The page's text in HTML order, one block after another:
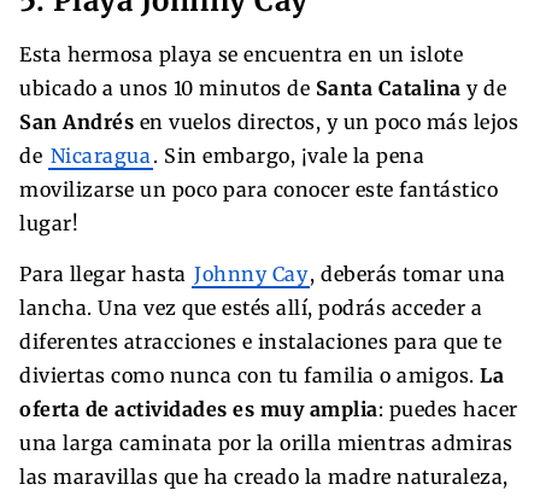
Esta hermosa playa se encuentra en un islote
ubicado a unos 10 minutos de Santa Catalina y de
San Andrés en vuelos directos, y un poco más lejos
de Nicaragua . Sin embargo, ¡vale la pena
movilizarse un poco para conocer este fantástico
lugar!
Para llegar hasta Johnny Cay, deberás tomar una
lancha. Una vez que estés allí, podrás acceder a
diferentes atracciones e instalaciones para que te
diviertas como nunca con tu familia o amigos. La
oferta de actividades es muy amplia: puedes hacer
una larga caminata por la orilla mientras admiras
las maravillas que ha creado la madre naturaleza,